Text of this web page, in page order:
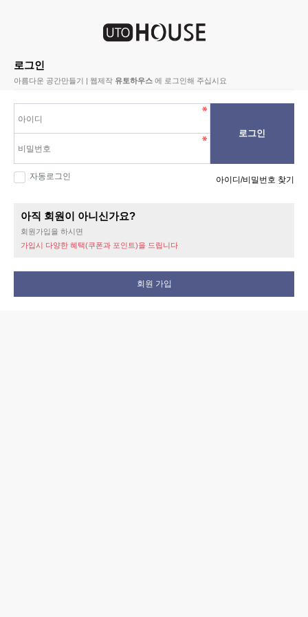
로그인
아름다운 공간만들기 | 웹제작 유토하우스 에 로그인해 주십시요
로그인
자동로그인 아이디/비밀번호 찾기
아직 회원이 아니신가요?
회원가입을 하시면
가입시 다양한 혜택(쿠폰과 포인트)을 드립니다
회원 가입